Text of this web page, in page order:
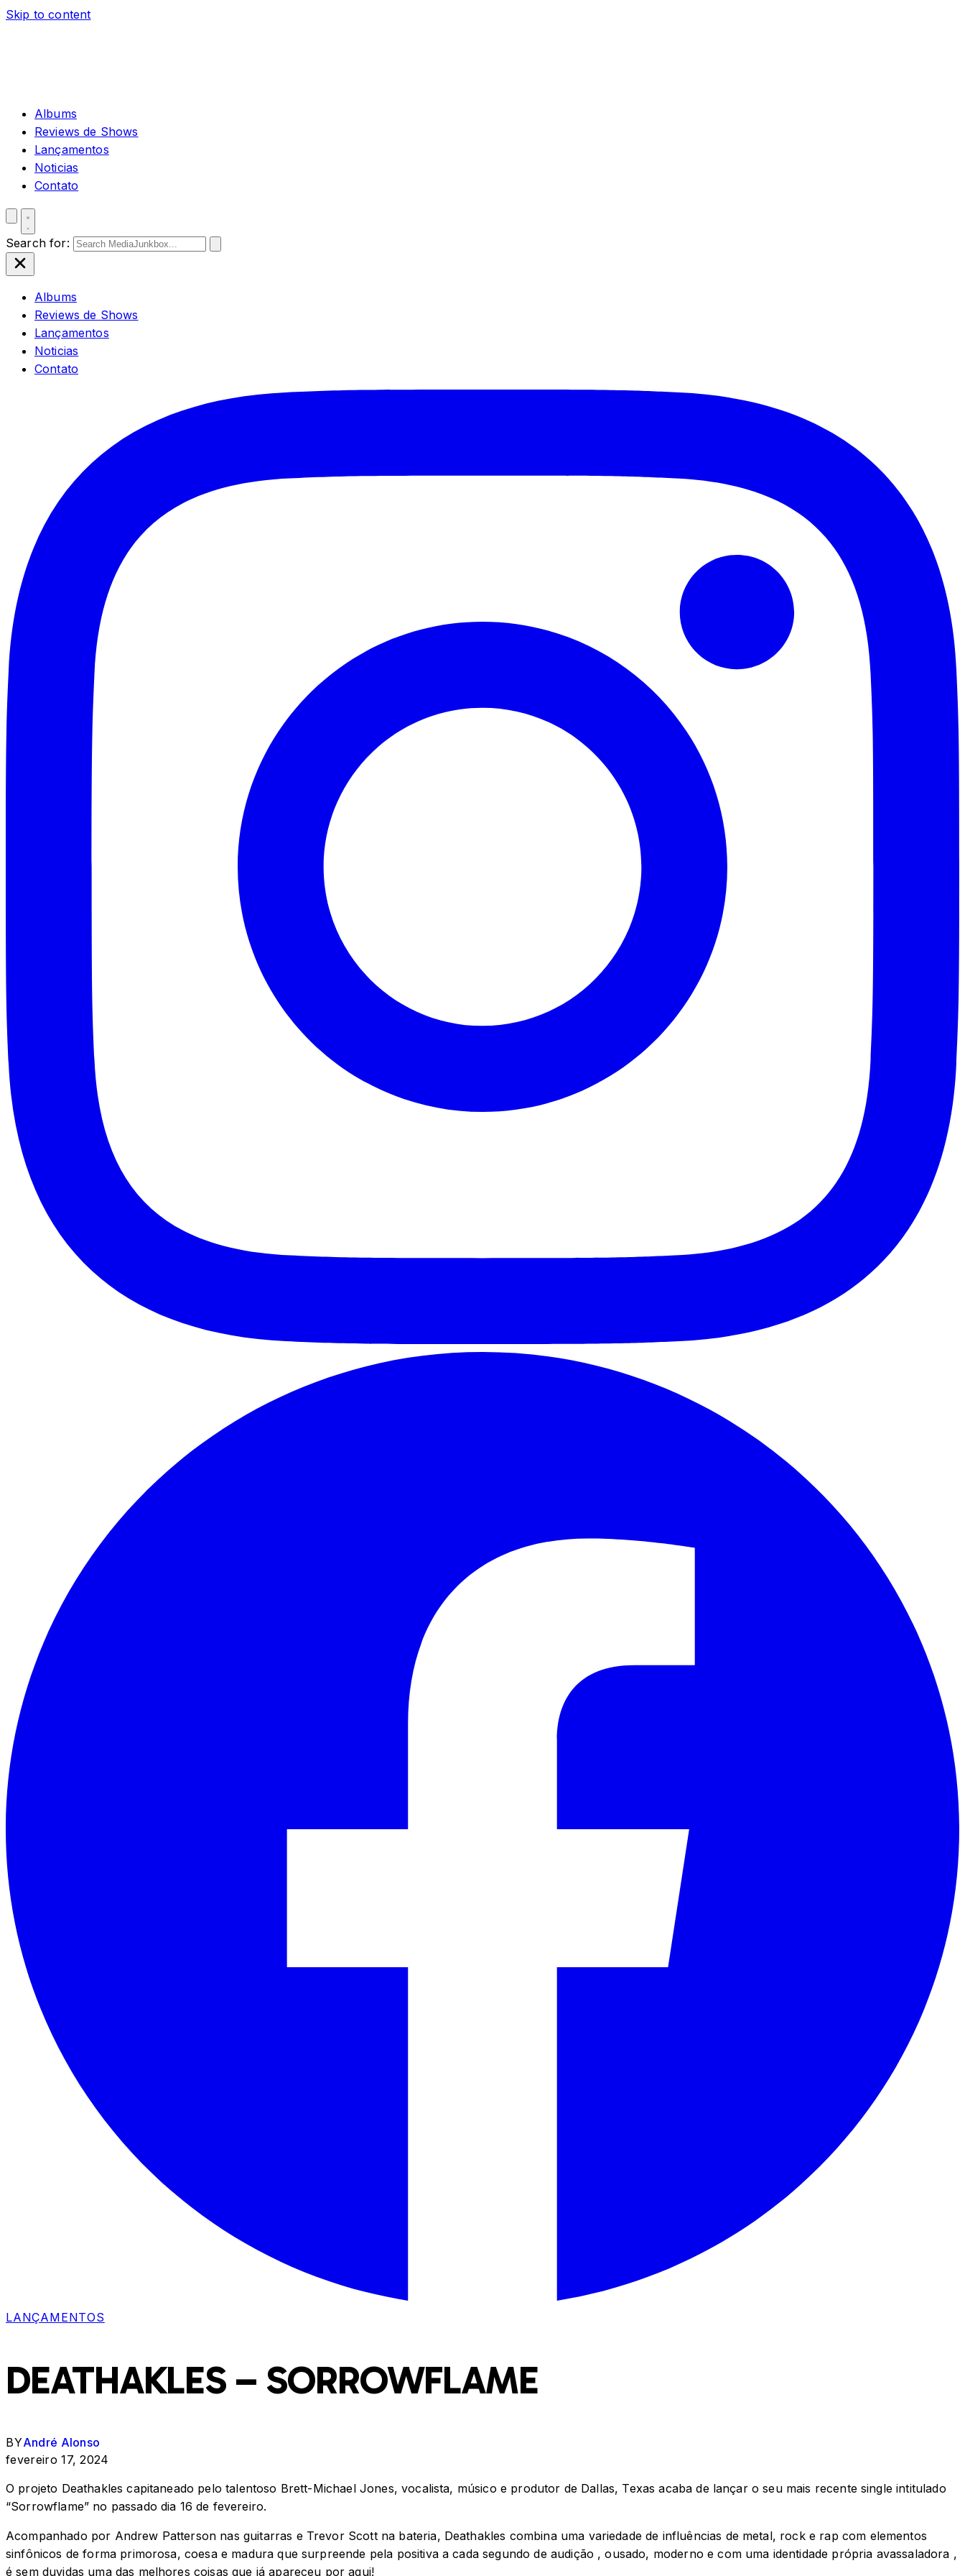
Skip to content
Albums
Reviews de Shows
Lançamentos
Noticias
Contato
Search for:
Albums
Reviews de Shows
Lançamentos
Noticias
Contato
LANÇAMENTOS
DEATHAKLES – SORROWFLAME
BYAndré Alonso
fevereiro 17, 2024
O projeto Deathakles capitaneado pelo talentoso Brett-Michael Jones, vocalista, músico e produtor de Dallas, Texas acaba de lançar o seu mais recente single intitulado
“Sorrowflame” no passado dia 16 de fevereiro.
Acompanhado por Andrew Patterson nas guitarras e Trevor Scott na bateria, Deathakles combina uma variedade de influências de metal, rock e rap com elementos
sinfônicos de forma primorosa, coesa e madura que surpreende pela positiva a cada segundo de audição , ousado, moderno e com uma identidade própria avassaladora ,
é sem duvidas uma das melhores coisas que já apareceu por aqui!